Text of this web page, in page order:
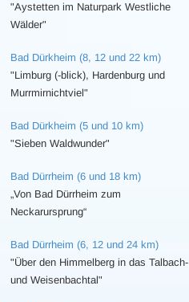
"Aystetten im Naturpark Westliche
Wälder"
Bad Dürkheim (8, 12 und 22 km)
"Limburg (-blick), Hardenburg und
Murrmirnichtviel"
Bad Dürkheim (5 und 10 km)
"Sieben Waldwunder"
Bad Dürrheim (6 und 18 km)
„Von Bad Dürrheim zum
Neckarursprung“
Bad Dürrheim (6, 12 und 24 km)
"Über den Himmelberg in das Talbach-
und Weisenbachtal"